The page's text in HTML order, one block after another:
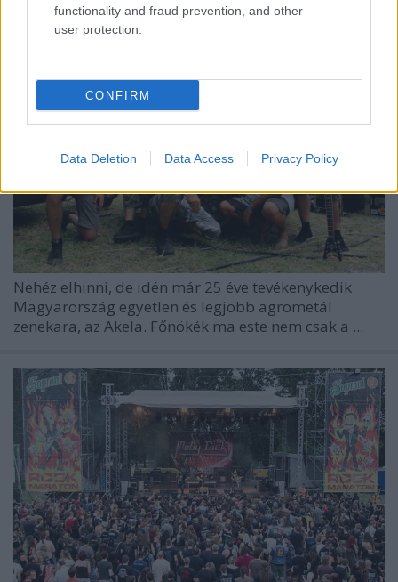
functionality and fraud prevention, and other
user protection.
CONFIRM
Data Deletion Data Access Privacy Policy
Nehéz elhinni, de idén már 25 éve tevékenykedik
Magyarország egyetlen és legjobb agrometál
zenekara, az Akela. Főnökék ma este nem csak a ...